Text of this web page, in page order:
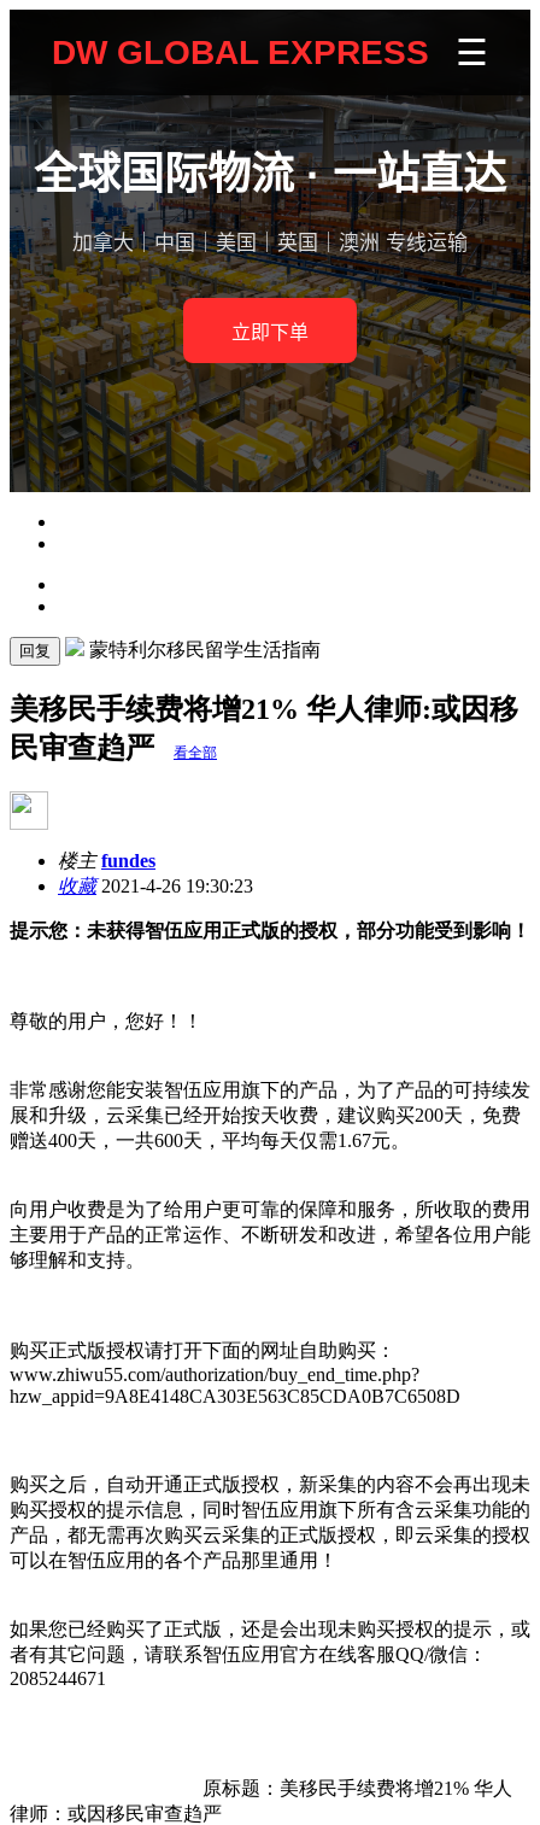
回复 蒙特利尔移民留学生活指南
美移民手续费将增21% 华人律师:或因移
民审查趋严
看全部
楼主 fundes
收藏2021-4-26 19:30:23
提示您：未获得智伍应用正式版的授权，部分功能受到影响！
尊敬的用户，您好！！
非常感谢您能安装智伍应用旗下的产品，为了产品的可持续发
展和升级，云采集已经开始按天收费，建议购买200天，免费
赠送400天，一共600天，平均每天仅需1.67元。
向用户收费是为了给用户更可靠的保障和服务，所收取的费用
主要用于产品的正常运作、不断研发和改进，希望各位用户能
够理解和支持。
购买正式版授权请打开下面的网址自助购买：
www.zhiwu55.com/authorization/buy_end_time.php?
hzw_appid=9A8E4148CA303E563C85CDA0B7C6508D
购买之后，自动开通正式版授权，新采集的内容不会再出现未
购买授权的提示信息，同时智伍应用旗下所有含云采集功能的
产品，都无需再次购买云采集的正式版授权，即云采集的授权
可以在智伍应用的各个产品那里通用！
如果您已经购买了正式版，还是会出现未购买授权的提示，或
者有其它问题，请联系智伍应用官方在线客服QQ/微信：
2085244671
原标题：美移民手续费将增21% 华人
律师：或因移民审查趋严